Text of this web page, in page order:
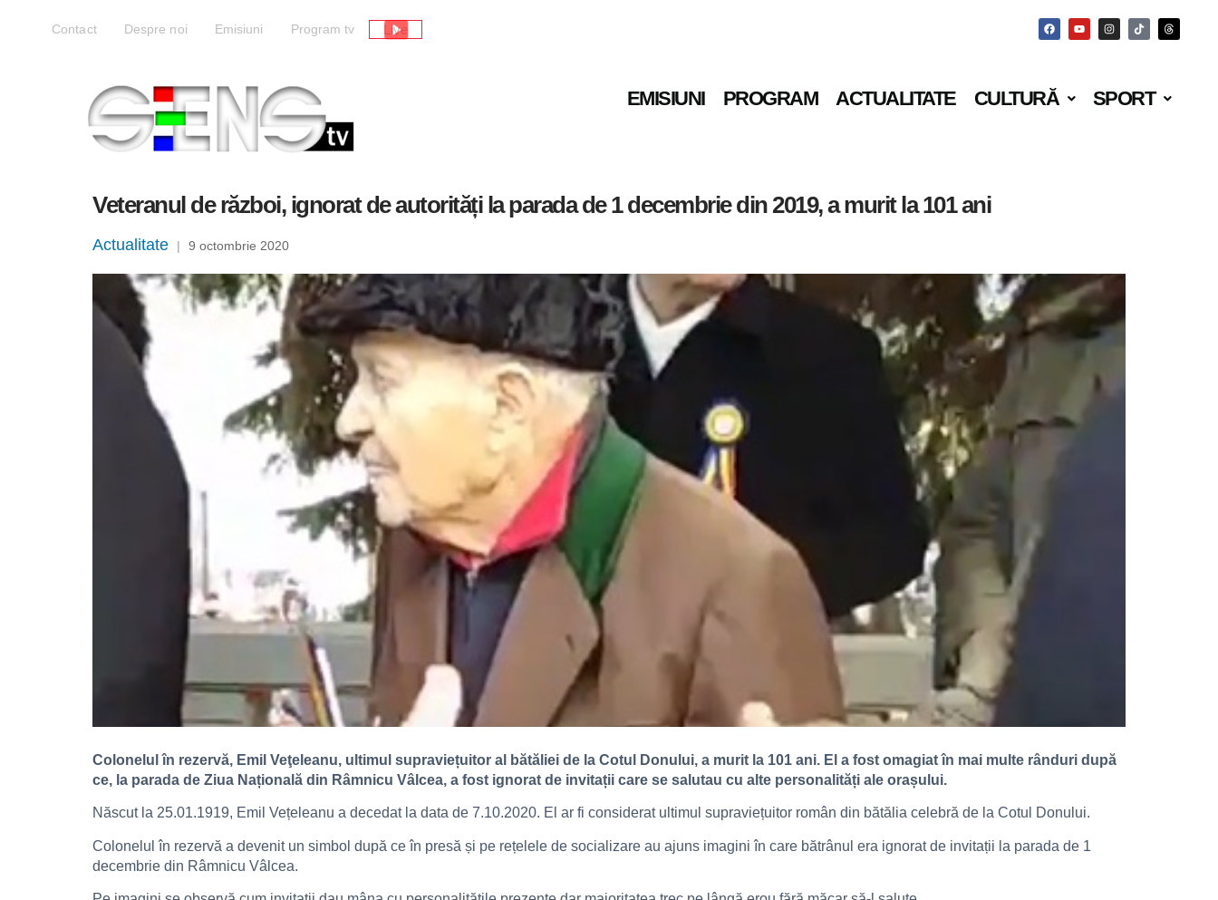
Contact Despre noi Emisiuni Program tv Live
EMISIUNI PROGRAM ACTUALITATE CULTURĂ SPORT
Veteranul de război, ignorat de autorități la parada de 1 decembrie din 2019, a murit la 101 ani
Actualitate | 9 octombrie 2020
Colonelul în rezervă, Emil Veţeleanu, ultimul supraviețuitor al bătăliei de la Cotul Donului, a murit la 101 ani. El a fost omagiat în mai multe rânduri după
ce, la parada de Ziua Națională din Râmnicu Vâlcea, a fost ignorat de invitații care se salutau cu alte personalități ale orașului.
Născut la 25.01.1919, Emil Vețeleanu a decedat la data de 7.10.2020. El ar fi considerat ultimul supraviețuitor român din bătălia celebră de la Cotul Donului.
Colonelul în rezervă a devenit un simbol după ce în presă și pe rețelele de socializare au ajuns imagini în care bătrânul era ignorat de invitații la parada de 1
decembrie din Râmnicu Vâlcea.